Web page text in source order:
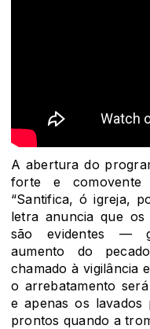
A abertura do
forte e
“Santifica, ó igreja,
letra anuncia que
são evidentes —
aumento do
chamado à vigilância
o arrebatamento
e apenas os lavados
prontos quando a